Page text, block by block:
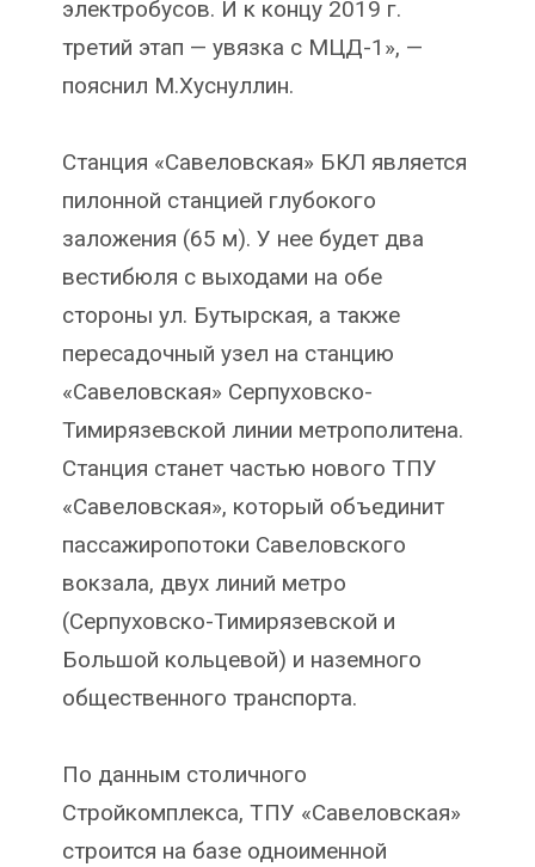
электробусов. И к концу 2019 г.
третий этап — увязка с МЦД-1», —
пояснил М.Хуснуллин.
Станция «Савеловская» БКЛ является
пилонной станцией глубокого
заложения (65 м). У нее будет два
вестибюля с выходами на обе
стороны ул. Бутырская, а также
пересадочный узел на станцию
«Савеловская» Серпуховско-
Тимирязевской линии метрополитена.
Станция станет частью нового ТПУ
«Савеловская», который объединит
пассажиропотоки Савеловского
вокзала, двух линий метро
(Серпуховско-Тимирязевской и
Большой кольцевой) и наземного
общественного транспорта.
По данным столичного
Стройкомплекса, ТПУ «Савеловская»
строится на базе одноименной